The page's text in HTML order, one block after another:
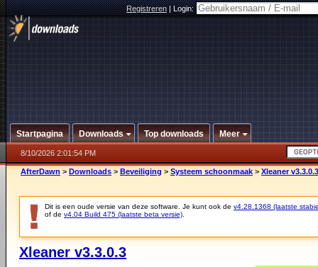
Registreren|Login:
Startpagina Downloads Top downloads Meer
8/10/2026 2:01:54 PM
AfterDawn > Downloads > Beveiliging > Systeem schoonmaak > Xleaner v3.3.0.3
Dit is een oude versie van deze software. Je kunt ook de v4.28.1368 (laatste
of de v4.04 Build 475 (laatste beta versie)
Xleaner v3.3.0.3